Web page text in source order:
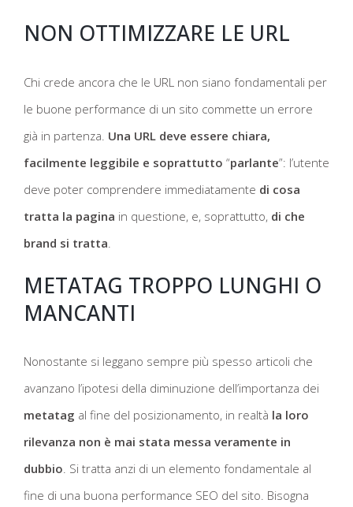
NON OTTIMIZZARE LE URL
Chi crede ancora che le URL non siano fondamentali per
le buone performance di un sito commette un errore
già in partenza. Una URL deve essere chiara,
facilmente leggibile e soprattutto “parlante”: l’utente
deve poter comprendere immediatamente di cosa
tratta la pagina in questione, e, soprattutto, di che
brand si tratta
METATAG TROPPO LUNGHI O
MANCANTI
Nonostante si leggano sempre più spesso articoli che
avanzano l’ipotesi della diminuzione dell’importanza dei
metatag al fine del posizionamento, in realtà la loro
rilevanza non è mai stata messa veramente in
dubbio. Si tratta anzi di un elemento fondamentale al
fine di una buona performance SEO del sito. Bisogna